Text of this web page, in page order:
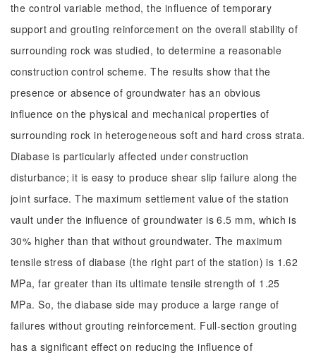
the control variable method, the influence of temporary
support and grouting reinforcement on the overall stability of
surrounding rock was studied, to determine a reasonable
construction control scheme. The results show that the
presence or absence of groundwater has an obvious
influence on the physical and mechanical properties of
surrounding rock in heterogeneous soft and hard cross strata.
Diabase is particularly affected under construction
disturbance; it is easy to produce shear slip failure along the
joint surface. The maximum settlement value of the station
vault under the influence of groundwater is 6.5 mm, which is
30% higher than that without groundwater. The maximum
tensile stress of diabase (the right part of the station) is 1.62
MPa, far greater than its ultimate tensile strength of 1.25
MPa. So, the diabase side may produce a large range of
failures without grouting reinforcement. Full-section grouting
has a significant effect on reducing the influence of